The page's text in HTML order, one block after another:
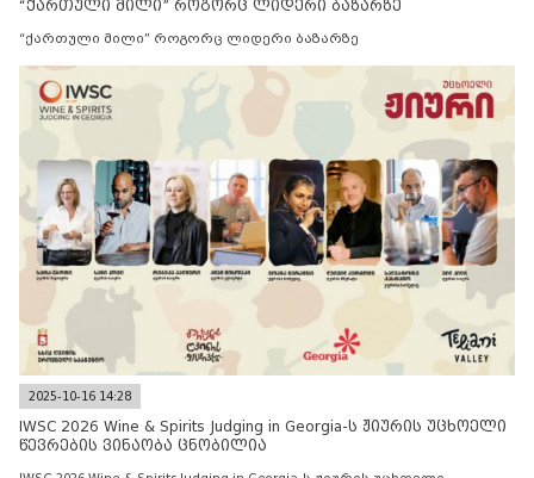
“ქართული მილი” როგორც ლიდერი ბაზარზე
“ქართული მილი” როგორც ლიდერი ბაზარზე
2025-10-16 14:28
IWSC 2026 Wine & Spirits Judging in Georgia-ს ჟიურის უცხოელი
წევრების ვინაობა ცნობილია